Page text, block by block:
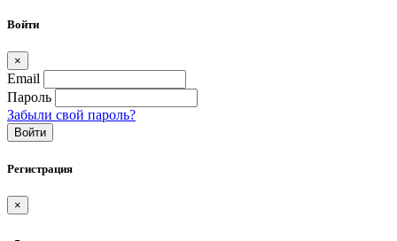
Войти
×
Email
Пароль
Забыли свой пароль?
Войти
Регистрация
×